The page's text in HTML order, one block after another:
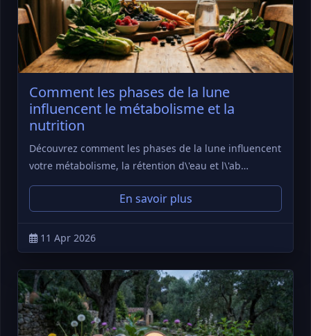
Comment les phases de la lune
influencent le métabolisme et la
nutrition
Découvrez comment les phases de la lune influencent
votre métabolisme, la rétention d\'eau et l\'ab…
En savoir plus
11 Apr 2026